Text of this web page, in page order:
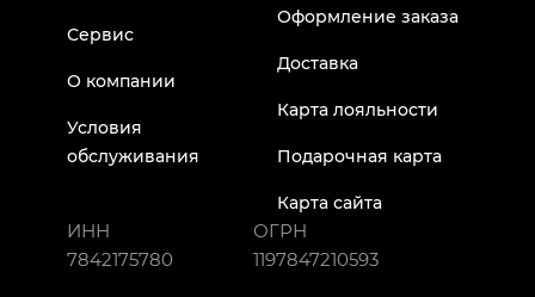
Сервис
О компании
Условия
обслуживания
Оформление заказа
Доставка
Карта лояльности
Подарочная карта
Карта сайта
ИНН
7842175780
ОГРН
1197847210593